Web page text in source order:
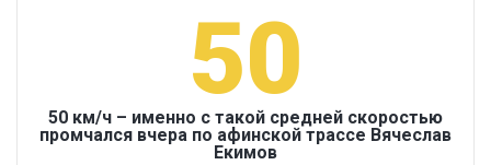
50
50 км/ч – именно с такой средней скоростью
промчался вчера по афинской трассе Вячеслав
Екимов